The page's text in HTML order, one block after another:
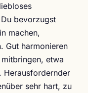
bevorzugst
machen,
Gut harmonieren
etwa
Herausfordernder
sehr hart, zu